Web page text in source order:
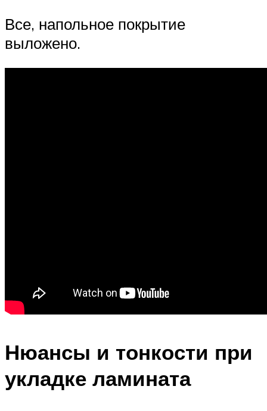
Все, напольное покрытие
выложено.
Нюансы и тонкости при
укладке ламината